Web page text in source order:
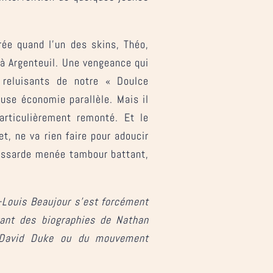
quand l’un des skins, Théo,
Argenteuil. Une vengeance qui
de notre « Doulce
économie parallèle. Mais il
remonté. Et le
ne va rien faire pour adoucir
menée tambour battant,
Beaujour s’est forcément
des biographies de Nathan
Duke ou du mouvement